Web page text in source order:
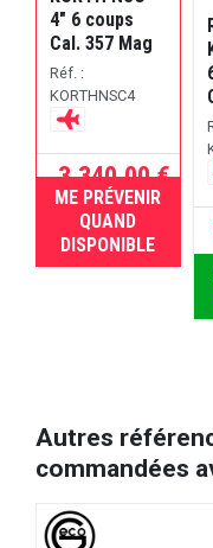
4" 6 coups
Cal. 357 Mag
Réf. :
KORTHNSC4
3.340,00 €
RUPTURE
ME PRÉVENIR
QUAND
DISPONIBLE
Autres
commandées